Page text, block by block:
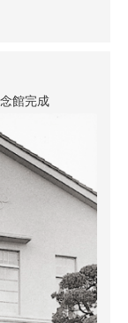
館完成